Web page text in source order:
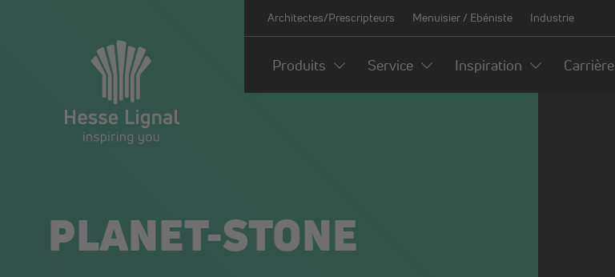
Architectes/Prescripteurs Menuisier / Ebéniste Industrie
Produits Service Inspiration Carrière
PLANET-STONE